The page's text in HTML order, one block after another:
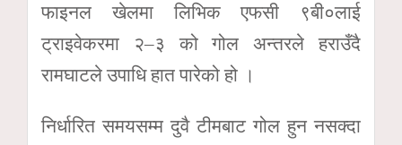
फाइनल खेलमा लिभिक एफसी ९बी०लाई
ट्राइवेकरमा २–३ को गोल अन्तरले हराउँदै
रामघाटले उपाधि हात पारेको हो ।
निर्धारित समयसम्म दुवै टीमबाट गोल हुन नसक्दा